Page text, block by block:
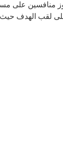
منافسين على